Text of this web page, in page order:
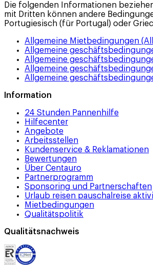
Die folgenden Informationen
mit Dritten können andere
Portugiesisch (für Portugal) oder
Allgemeine Mietbedingungen
Allgemeine
Allgemeine
Allgemeine
Allgemeine
Information
24 Stunden Pannenhilfe
Hilfecenter
Angebote
Arbeitsstellen
Kundenservice & Reklamationen
Bewertungen
Über Centauro
Partnerprogramm
Sponsoring und Partnerschaften
Urlaub reisen pauschalreise
Mietbedingungen
Qualitätspolitik
Qualitätsnachweis